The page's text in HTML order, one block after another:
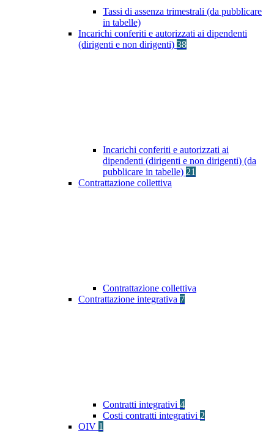
Tassi di assenza trimestrali (da pubblicare
in tabelle)
Incarichi conferiti e autorizzati ai dipendenti
(dirigenti e non dirigenti) 38
Incarichi conferiti e autorizzati ai
dipendenti (dirigenti e non dirigenti) (da
pubblicare in tabelle) 21
Contrattazione collettiva
Contrattazione collettiva
Contrattazione integrativa 7
Contratti integrativi 4
Costi contratti integrativi 2
OIV 1